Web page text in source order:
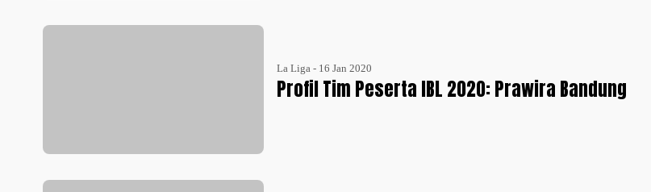
La Liga - 16 Jan 2020
Profil Tim Peserta IBL 2020: Prawira Bandung